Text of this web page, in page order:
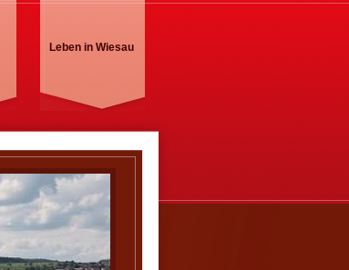
Leben in Wiesau